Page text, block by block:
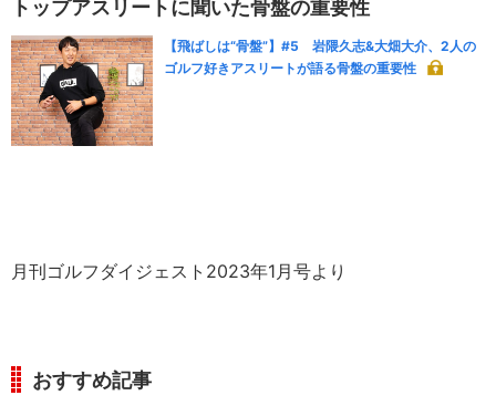
トップアスリートに聞いた骨盤の重要性
【飛ばしは“骨盤”】#5 岩隈久志&大畑大介、2人の
ゴルフ好きアスリートが語る骨盤の重要性
月刊ゴルフダイジェスト2023年1月号より
おすすめ記事